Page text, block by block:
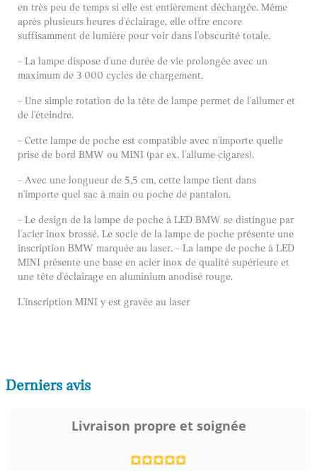
en très peu de temps si elle est entièrement déchargée. Même
après plusieurs heures d'éclairage, elle offre encore
suffisamment de lumière pour voir dans l'obscurité totale.
– La lampe dispose d'une durée de vie prolongée avec un
maximum de 3 000 cycles de chargement.
– Une simple rotation de la tête de lampe permet de l'allumer et
de l'éteindre.
– Cette lampe de poche est compatible avec n'importe quelle
prise de bord BMW ou MINI (par ex. l'allume-cigares).
– Avec une longueur de 5,5 cm, cette lampe tient dans
n'importe quel sac à main ou poche de pantalon.
– Le design de la lampe de poche à LED BMW se distingue par
l'acier inox brossé. Le socle de la lampe de poche présente une
inscription BMW marquée au laser. – La lampe de poche à LED
MINI présente une base en acier inox de qualité supérieure et
une tête d'éclairage en aluminium anodisé rouge.
L'inscription MINI y est gravée au laser
Derniers avis
Livraison propre et soignée